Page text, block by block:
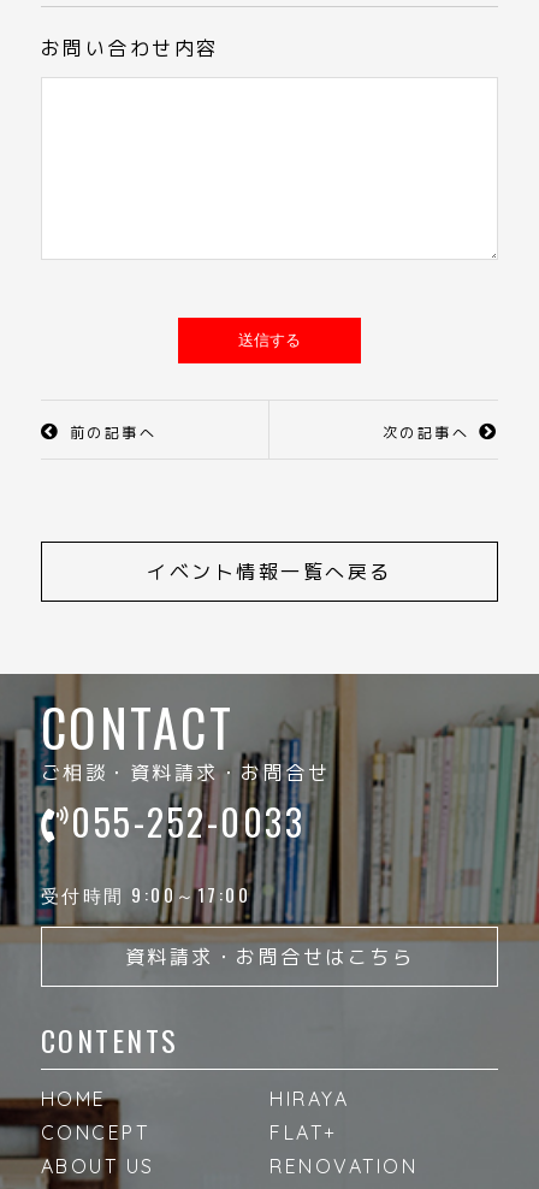
お問い合わせ内容
前の記事へ 次の記事へ
イベント情報一覧へ戻る
CONTACT
ご相談・資料請求・お問合せ
055-252-0033
受付時間 9:00～17:00
資料請求・お問合せはこちら
CONTENTS
HOME
CONCEPT
ABOUT US
HIRAYA
FLAT+
RENOVATION